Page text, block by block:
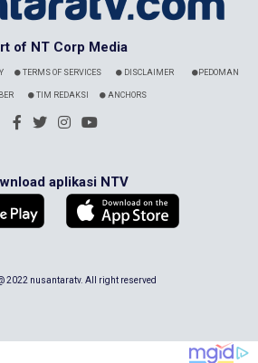
of NT Corp Media
TERMS OF SERVICES DISCLAIMER PEDOMAN
TIM REDAKSI ANCHORS
aplikasi NTV
2022 nusantaratv. All right reserved